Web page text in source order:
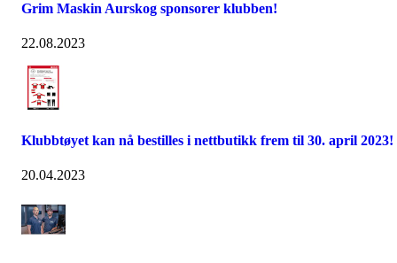
Grim Maskin Aurskog sponsorer klubben!
22.08.2023
Klubbtøyet kan nå bestilles i nettbutikk frem til 30. april 2023!
20.04.2023